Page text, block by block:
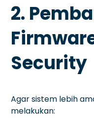
2.
Security
Agar sistem lebih
melakukan: